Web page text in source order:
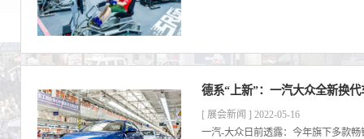
德系“上新”：一汽大众全新换代
[ 展会新闻 ] 2022-05-16
一汽-大众日前透露：今年旗下多款